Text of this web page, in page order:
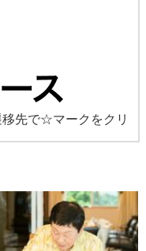
移先で☆マークをクリ